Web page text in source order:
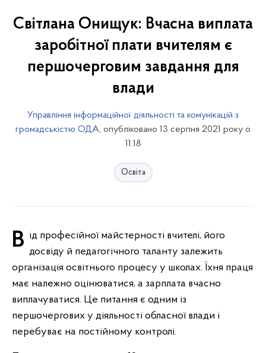
Світлана Онищук: Вчасна виплата
заробітної плати вчителям є
першочерговим завдання для
влади
Управління інформаційної діяльності та комунікацій з
громадськістю ОДА, опубліковано 13 серпня 2021 року о
11:18
Освіта
Від професійної майстерності вчителі, його досвіду й педагогічного таланту залежить
організація освітнього процесу у школах. Їхня праця
має належно оцінюватися, а зарплата вчасно
виплачуватися. Це питання є одним із
першочергових у діяльності обласної влади і
перебуває на постійному контролі.